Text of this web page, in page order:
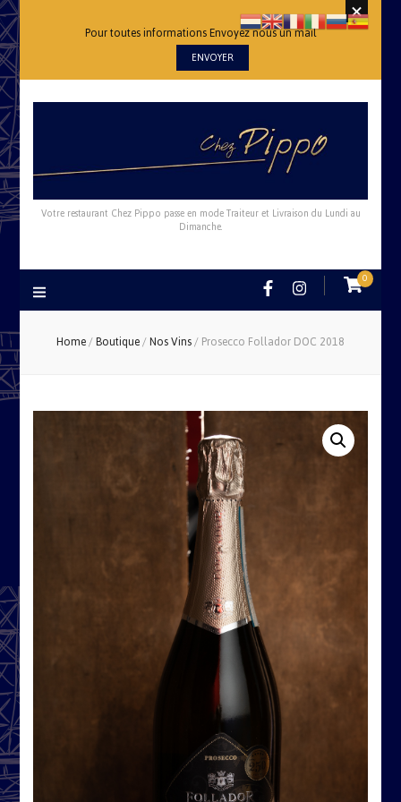
Pour toutes informations Envoyez nous un mail
ENVOYER
Votre restaurant Chez Pippo passe en mode Traiteur et Livraison du Lundi au
Dimanche.
0
Home/Boutique/Nos Vins/Prosecco Follador DOC 2018